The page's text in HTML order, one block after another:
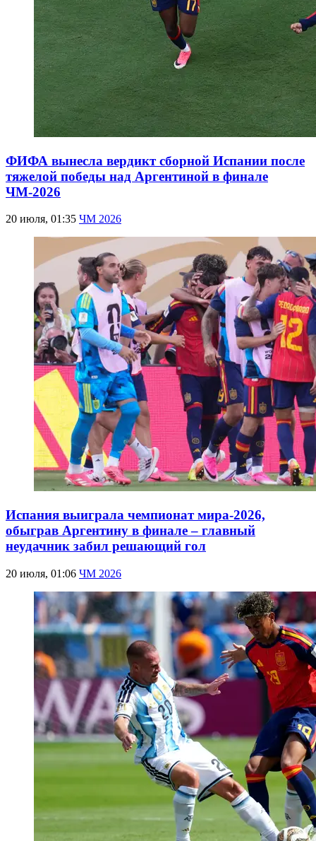
ФИФА вынесла вердикт сборной Испании после
тяжелой победы над Аргентиной в финале
ЧМ-2026
20 июля, 01:35 ЧМ 2026
Испания выиграла чемпионат мира-2026,
обыграв Аргентину в финале – главный
неудачник забил решающий гол
20 июля, 01:06 ЧМ 2026